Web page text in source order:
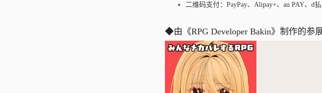
二维码支付：PayPay、Alipay+、au PAY、d
◆由《RPG Developer Bakin》制作的参